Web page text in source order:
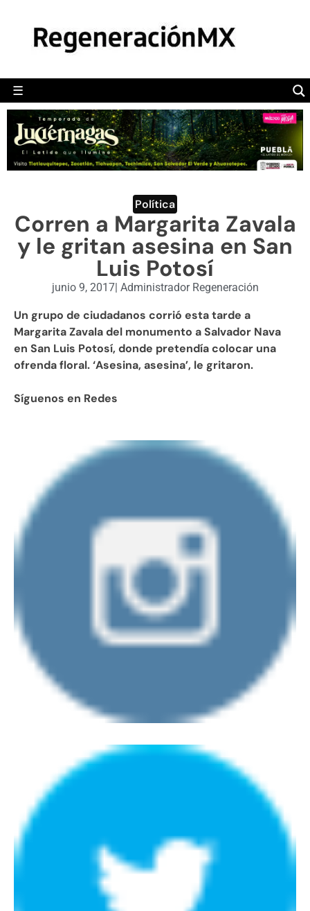
☰
POLÍTICA
CAMALEÓN
OPINIÓN
DEPORTES
ENGLISH SECTION
VIDEOS
Política
Corren a Margarita Zavala
y le gritan asesina en San
Luis Potosí
junio 9, 2017| Administrador Regeneración
Un grupo de ciudadanos corrió esta tarde a
Margarita Zavala del monumento a Salvador Nava
en San Luis Potosí, donde pretendía colocar una
ofrenda floral. ‘Asesina, asesina’, le gritaron.
Síguenos en Redes